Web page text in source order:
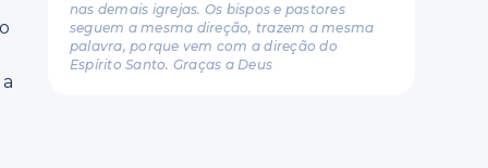
nas demais igrejas. Os bispos e pastores
seguem a mesma direção, trazem a mesma
palavra, porque vem com a direção do
Espírito Santo. Graças a Deus